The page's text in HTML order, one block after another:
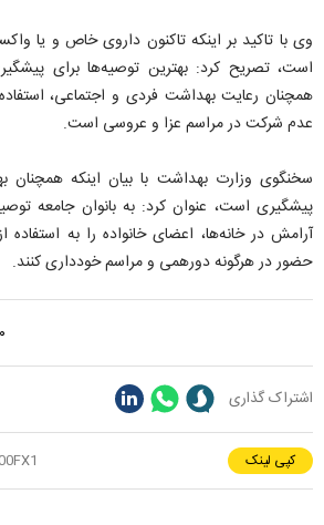
وی با تاکید بر اینکه تاکنون داروی خاص و یا
است، تصریح کرد: بهترین توصیه‌ها برای
همچنان رعایت بهداشت فردی و اجتماعی،
عدم شرکت در مراسم عزا و عروسی است.
سخنگوی وزارت بهداشت با بیان اینکه همچنان
پیشگیری است، عنوان کرد: به بانوان جامعه
آرامش در خانه‌ها، اعضای خانواده را به
حضور در هرگونه دورهمی و مراسم خودداری کنند.
۰
اشتراک گذاری
کپی لینک